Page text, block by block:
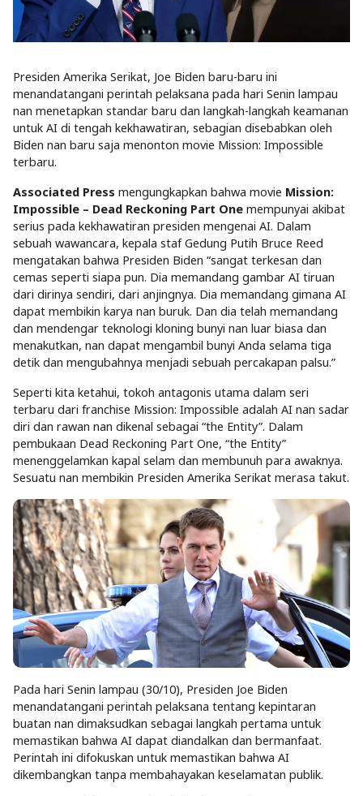
Presiden Amerika Serikat, Joe Biden baru-baru ini
menandatangani perintah pelaksana pada hari Senin lampau
nan menetapkan standar baru dan langkah-langkah keamanan
untuk AI di tengah kekhawatiran, sebagian disebabkan oleh
Biden nan baru saja menonton movie Mission: Impossible
terbaru.
Associated Press mengungkapkan bahwa movie Mission:
Impossible – Dead Reckoning Part One mempunyai akibat
serius pada kekhawatiran presiden mengenai AI. Dalam
sebuah wawancara, kepala staf Gedung Putih Bruce Reed
mengatakan bahwa Presiden Biden “sangat terkesan dan
cemas seperti siapa pun. Dia memandang gambar AI tiruan
dari dirinya sendiri, dari anjingnya. Dia memandang gimana AI
dapat membikin karya nan buruk. Dan dia telah memandang
dan mendengar teknologi kloning bunyi nan luar biasa dan
menakutkan, nan dapat mengambil bunyi Anda selama tiga
detik dan mengubahnya menjadi sebuah percakapan palsu.”
Seperti kita ketahui, tokoh antagonis utama dalam seri
terbaru dari franchise Mission: Impossible adalah AI nan sadar
diri dan rawan nan dikenal sebagai “the Entity”. Dalam
pembukaan Dead Reckoning Part One, “the Entity”
menenggelamkan kapal selam dan membunuh para awaknya.
Sesuatu nan membikin Presiden Amerika Serikat merasa takut.
Pada hari Senin lampau (30/10), Presiden Joe Biden
menandatangani perintah pelaksana tentang kepintaran
buatan nan dimaksudkan sebagai langkah pertama untuk
memastikan bahwa AI dapat diandalkan dan bermanfaat.
Perintah ini difokuskan untuk memastikan bahwa AI
dikembangkan tanpa membahayakan keselamatan publik.